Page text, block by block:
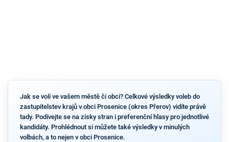
Jak se volí ve vašem městě či obci? Celkové výsledky voleb do
zastupitelstev krajů v obci Prosenice (okres Přerov) vidíte právě
tady. Podívejte se na zisky stran i preferenční hlasy pro jednotlivé
kandidáty. Prohlédnout si můžete také výsledky v minulých
volbách, a to nejen v obci Prosenice.